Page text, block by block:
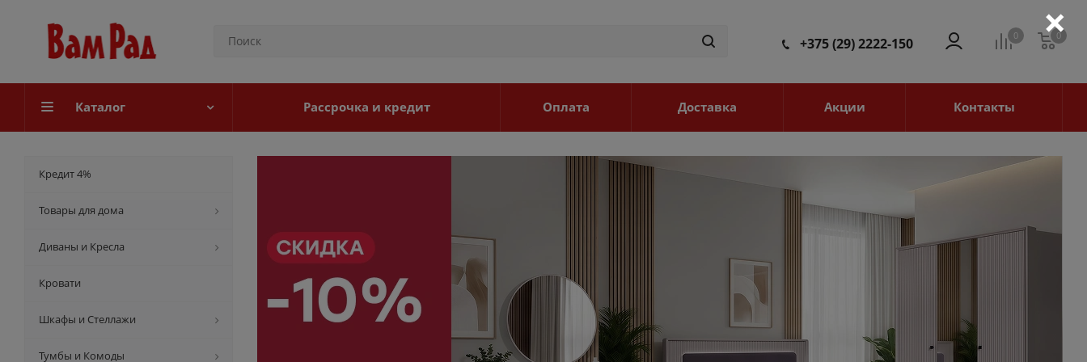
0 0
0
+375 (29) 2222-150
Каталог Рассрочка и кредит Оплата Доставка Акции Контакты
Кредит 4%
Товары для дома
Диваны и Кресла
Кровати
Шкафы и Стеллажи
Тумбы и Комоды
×